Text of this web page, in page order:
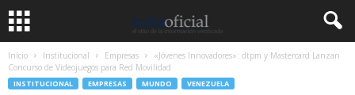
Inicio Institucional Empresas
«Jóvenes Innovadores»: dtpm y Mastercard Lanzan
Concurso de Videojuegos para Red Movilidad
INSTITUCIONAL EMPRESAS MUNDO VENEZUELA